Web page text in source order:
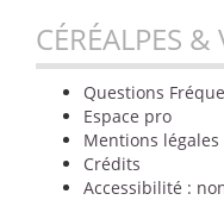
CÉRÉALPES &
Questions
Espace pro
Mentions légales
Crédits
Accessibilité :